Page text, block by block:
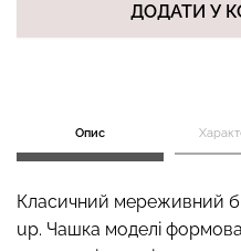
ДОДАТИ У
Опис
Класичний мереживний
up. Чашка моделі